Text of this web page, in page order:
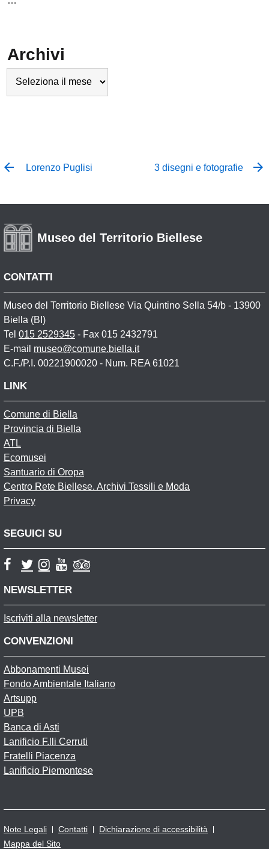
Archivi
Lorenzo Puglisi 3 disegni e fotografie
Museo del Territorio Biellese
CONTATTI
Museo del Territorio Biellese Via Quintino Sella 54/b - 13900
Biella (BI)
Tel 015 2529345 - Fax 015 2432791
E-mail museo@comune.biella.it
C.F./P.I. 00221900020 - Num. REA 61021
LINK
Comune di Biella
Provincia di Biella
ATL
Ecomusei
Santuario di Oropa
Centro Rete Biellese. Archivi Tessili e Moda
Privacy
SEGUICI SU
NEWSLETTER
Iscriviti alla newsletter
CONVENZIONI
Abbonamenti Musei
Fondo Ambientale Italiano
Artsupp
UPB
Banca di Asti
Lanificio F.lli Cerruti
Fratelli Piacenza
Lanificio Piemontese
Note Legali Contatti
Dichiarazione di accessibilità
Mappa del Sito